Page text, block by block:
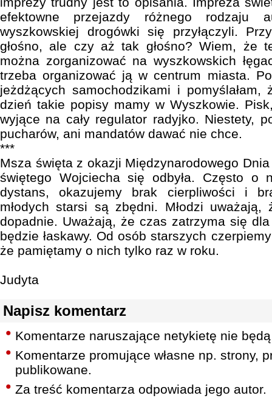
efektowne przejazdy różnego rodzaju
wyszkowskiej drogówki się przyłączyli.
głośno, ale czy aż tak głośno? Wiem, że
można zorganizować na wyszkowskich
trzeba organizować ją w centrum miasta.
jeżdżących samochodzikami i
dzień takie popisy mamy w Wyszkowie.
wyjące na cały regulator radyjko. Niestety,
pucharów, ani mandatów dawać nie chce.
***
Msza święta z okazji Międzynarodowego
świętego Wojciecha się odbyła. Często o
dystans, okazujemy brak cierpliwości i
młodych starsi są zbędni. Młodzi
dopadnie. Uważają, że czas zatrzyma się
będzie łaskawy. Od osób starszych
że pamiętamy o nich tylko raz w roku.
Judyta
Napisz komentarz
Komentarze naruszające netykietę nie
Komentarze promujące własne np. strony,
publikowane.
Za treść komentarza odpowiada jego autor.